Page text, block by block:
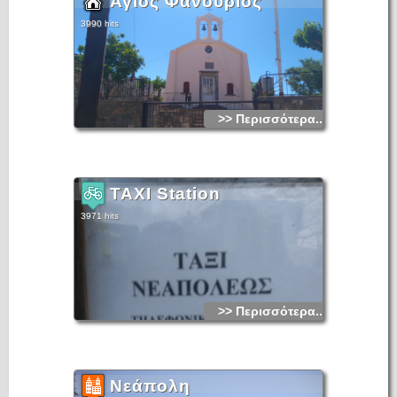
3990 hits
>> Περισσότερα...
TAXI Station
3971 hits
>> Περισσότερα...
Νεάπολη